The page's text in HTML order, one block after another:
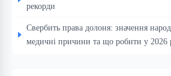
рекорди
Свербить права долоня: значення
медичні причини та що робити у 2026